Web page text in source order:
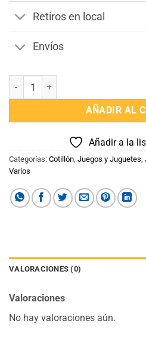
Retiros en local
Envíos
Pop It Donas cantidad
AÑADIR AL
Añadir a la
Categorías: Cotillón Juegos y Juguetes
Varios
VALORACIONES (0)
Valoraciones
No hay valoraciones aún.